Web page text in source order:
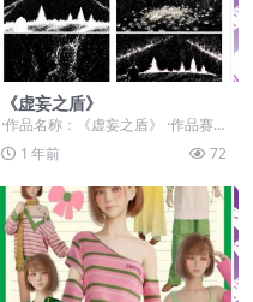
《虚妄之盾》
·作品名称：《虚妄之盾》 ·作品赛
道：学生组：自由主题赛道-”元宇宙
+“ ·作品...
1 年前 72